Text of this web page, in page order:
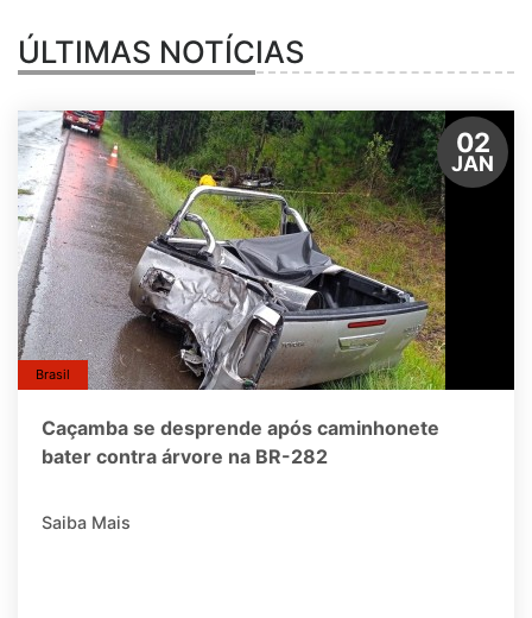
ÚLTIMAS NOTÍCIAS
02
JAN
Brasil
Caçamba se desprende após caminhonete
bater contra árvore na BR-282
Saiba Mais